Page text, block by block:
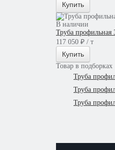
Купить
В наличии
Труба
117 050 ₽ / т
Купить
Товар в подборках
Труба
Труба
Труба